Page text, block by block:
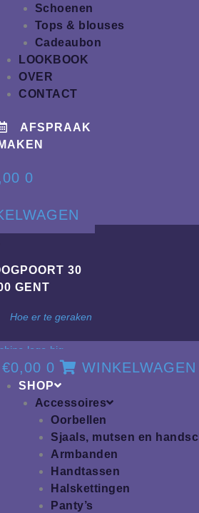
Schoenen
Tops & blouses
Cadeaubon
LOOKBOOK
OVER
CONTACT
AFSPRAAK
MAKEN
0
30
GENT
Hoe er te geraken
€0,00 0 WINKELWAGEN
SHOP
Accessoires
Oorbellen
Sjaals, mutsen en
Armbanden
Handtassen
Halskettingen
Panty’s